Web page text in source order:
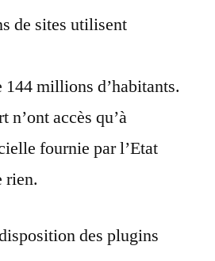
de sites utilisent
millions d’habitants.
n’ont accès qu’à
fournie par l’Etat
rien.
des plugins